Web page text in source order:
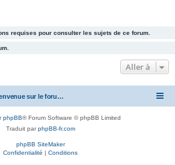
r
c
requises pour consulter les sujets de ce forum.
Aller à
Bienvenue sur le forum des scooters de la gamme SYM
phpBB® Forum Software © phpBB Limited
Traduit parphpBB-fr.com
phpBB SiteMaker
Confidentialité | Conditions